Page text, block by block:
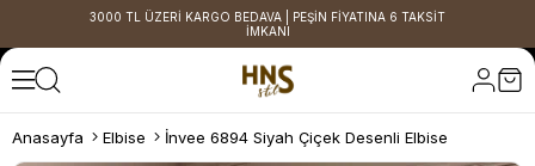
3000 TL ÜZERİ KARGO BEDAVA | PEŞİN FİYATINA 6 TAKSİT
İMKANI
Anasayfa Elbise İnvee 6894 Siyah Çiçek Desenli Elbise